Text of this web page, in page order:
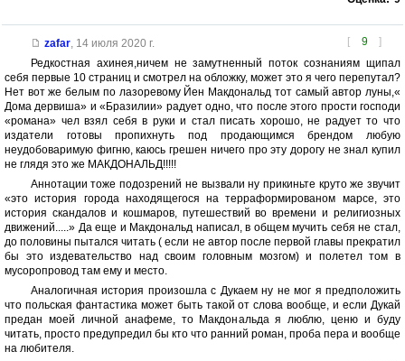
[ 9 ]
zafar, 14 июля 2020 г.
Редкостная ахинея,ничем не замутненный поток сознаниям щипал
себя первые 10 страниц и смотрел на обложку, может это я чего перепутал?
Нет вот же белым по лазоревому Йен Макдональд тот самый автор луны,«
Дома дервиша» и «Бразилии» радует одно, что после этого прости господи
«романа» чел взял себя в руки и стал писать хорошо, не радует то что
издатели готовы пропихнуть под продающимся брендом любую
неудобоваримую фигню, каюсь грешен ничего про эту дорогу не знал купил
не глядя это же МАКДОНАЛЬД!!!!!
Аннотации тоже подозрений не вызвали ну прикиньте круто же звучит
«это история города находящегося на терраформированом марсе, это
история скандалов и кошмаров, путешествий во времени и религиозных
движений.....» Да еще и Макдональд написал, в общем мучить себя не стал,
до половины пытался читать ( если не автор после первой главы прекратил
бы это издевательство над своим головным мозгом) и полетел том в
мусоропровод там ему и место.
Аналогичная история произошла с Дукаем ну не мог я предположить
что польская фантастика может быть такой от слова вообще, и если Дукай
предан моей личной анафеме, то Макдональда я люблю, ценю и буду
читать, просто предупредил бы кто что ранний роман, проба пера и вообще
на любителя.